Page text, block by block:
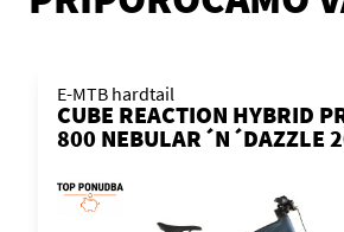
E-MTB hardtail
CUBE REACTION HYBRID
800 NEBULAR´N´DAZZLE